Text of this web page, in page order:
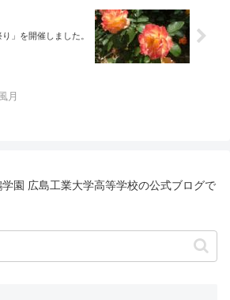
」を開催しました。
月
園 広島工業大学高等学校の公式ブログで